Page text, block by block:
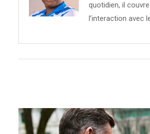
quotidien, il
l’interaction avec